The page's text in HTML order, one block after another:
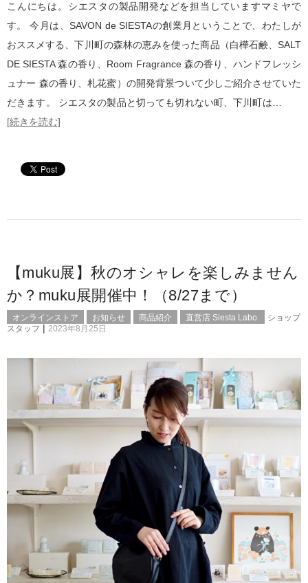
こんにちは。シエスタの製品開発などを担当していますマミヤで
す。 今月は、SAVON de SIESTAの創業月ということで、わたしが
おススメする、下川町の森林の恵みを使った商品（白樺石鹸、SALT
DE SIESTA 森の香り、Room Fragrance 森の香り、ハンドフレッシ
ュナー 森の香り、札花蜜）の開発背景ついて少しご紹介させていた
だきます。 シエスタの製品と切っても切れない町、下川町は…
[続きを読む]
【muku展】秋のオシャレを楽しみません
か？muku展開催中！（8/27まで）
オンラインストア お知らせ 商品紹介 直営店 Siesta Labo.
ショップ
スタッフ | 2023年8月25日